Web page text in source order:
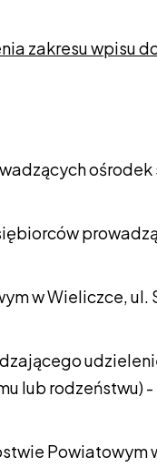
zakresu wpisu
w Wieliczce,
lub rodzeństwu) -